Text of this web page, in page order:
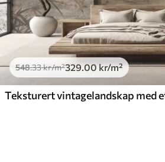
548.33kr/m²329.00kr/m²